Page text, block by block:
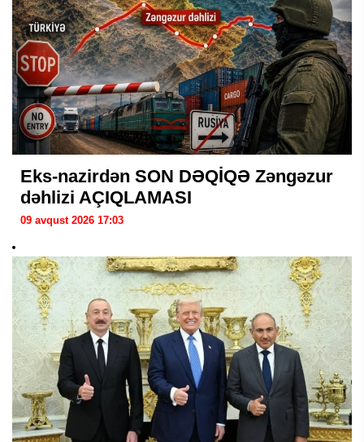
Eks-nazirdən SON DƏQİQƏ Zəngəzur
dəhlizi AÇIQLAMASI
09 avqust 2026 17:03